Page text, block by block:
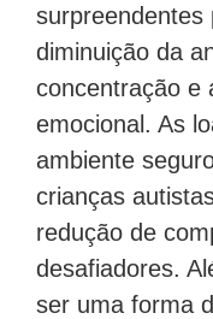
surpreendentes
diminuição da
concentração e
emocional. As
ambiente
crianças
redução de
desafiadores.
ser uma forma